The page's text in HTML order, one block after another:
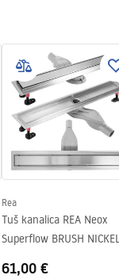
Rea
Tuš kanalica REA Neox
Superflow BRUSH
61,00 €